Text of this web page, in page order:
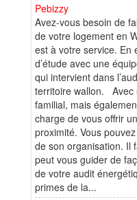
Pebizzy
Avez-vous besoin de
de votre logement en
est à votre service. En
d’étude avec une
qui intervient dans
territoire wallon. Avec
familial, mais
charge de vous offrir
proximité. Vous
de son organisation. Il
peut vous guider de
de votre audit
primes de la...